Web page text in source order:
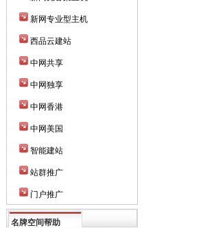
新网专业型主机
西品云建站
中网共享
中网独享
中网香港
中网美国
智能建站
站群推广
门户推广
名牌空间帮助